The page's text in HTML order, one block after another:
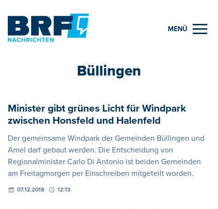
MENÜ
Büllingen
Minister gibt grünes Licht für Windpark
zwischen Honsfeld und Halenfeld
Der gemeinsame Windpark der Gemeinden Büllingen und
Amel darf gebaut werden. Die Entscheidung von
Regionalminister Carlo Di Antonio ist beiden Gemeinden
am Freitagmorgen per Einschreiben mitgeteilt worden.
07.12.2018 12:13